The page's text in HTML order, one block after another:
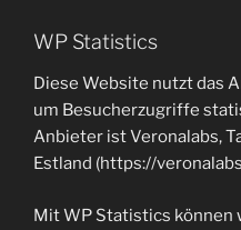
WP Statistics
Diese Website nutzt das
um Besucherzugriffe
Anbieter ist Veronalabs,
Estland (https://
Mit WP Statistics können